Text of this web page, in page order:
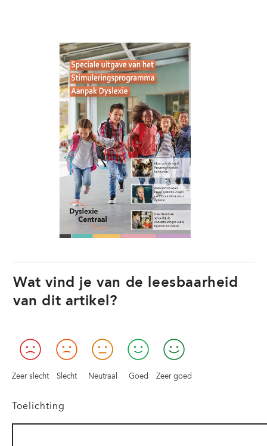
Wat vind je van de leesbaarheid
van dit artikel?
Zeer slecht Slecht Neutraal Goed Zeer goed
Toelichting